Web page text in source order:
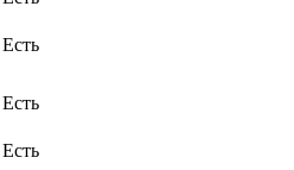
Есть
Есть
Есть